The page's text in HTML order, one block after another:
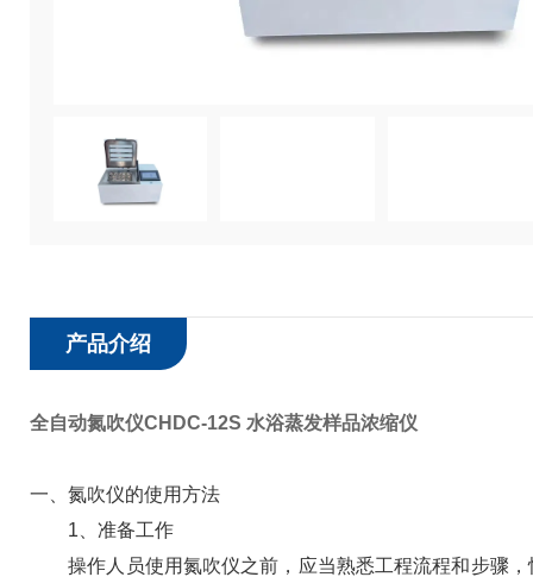
产品介绍
全自动氮吹仪CHDC-12S 水浴蒸发样品浓缩仪
一、氮吹仪的使用方法
1、准备工作
操作人员使用氮吹仪之前，应当熟悉工程流程和步骤，